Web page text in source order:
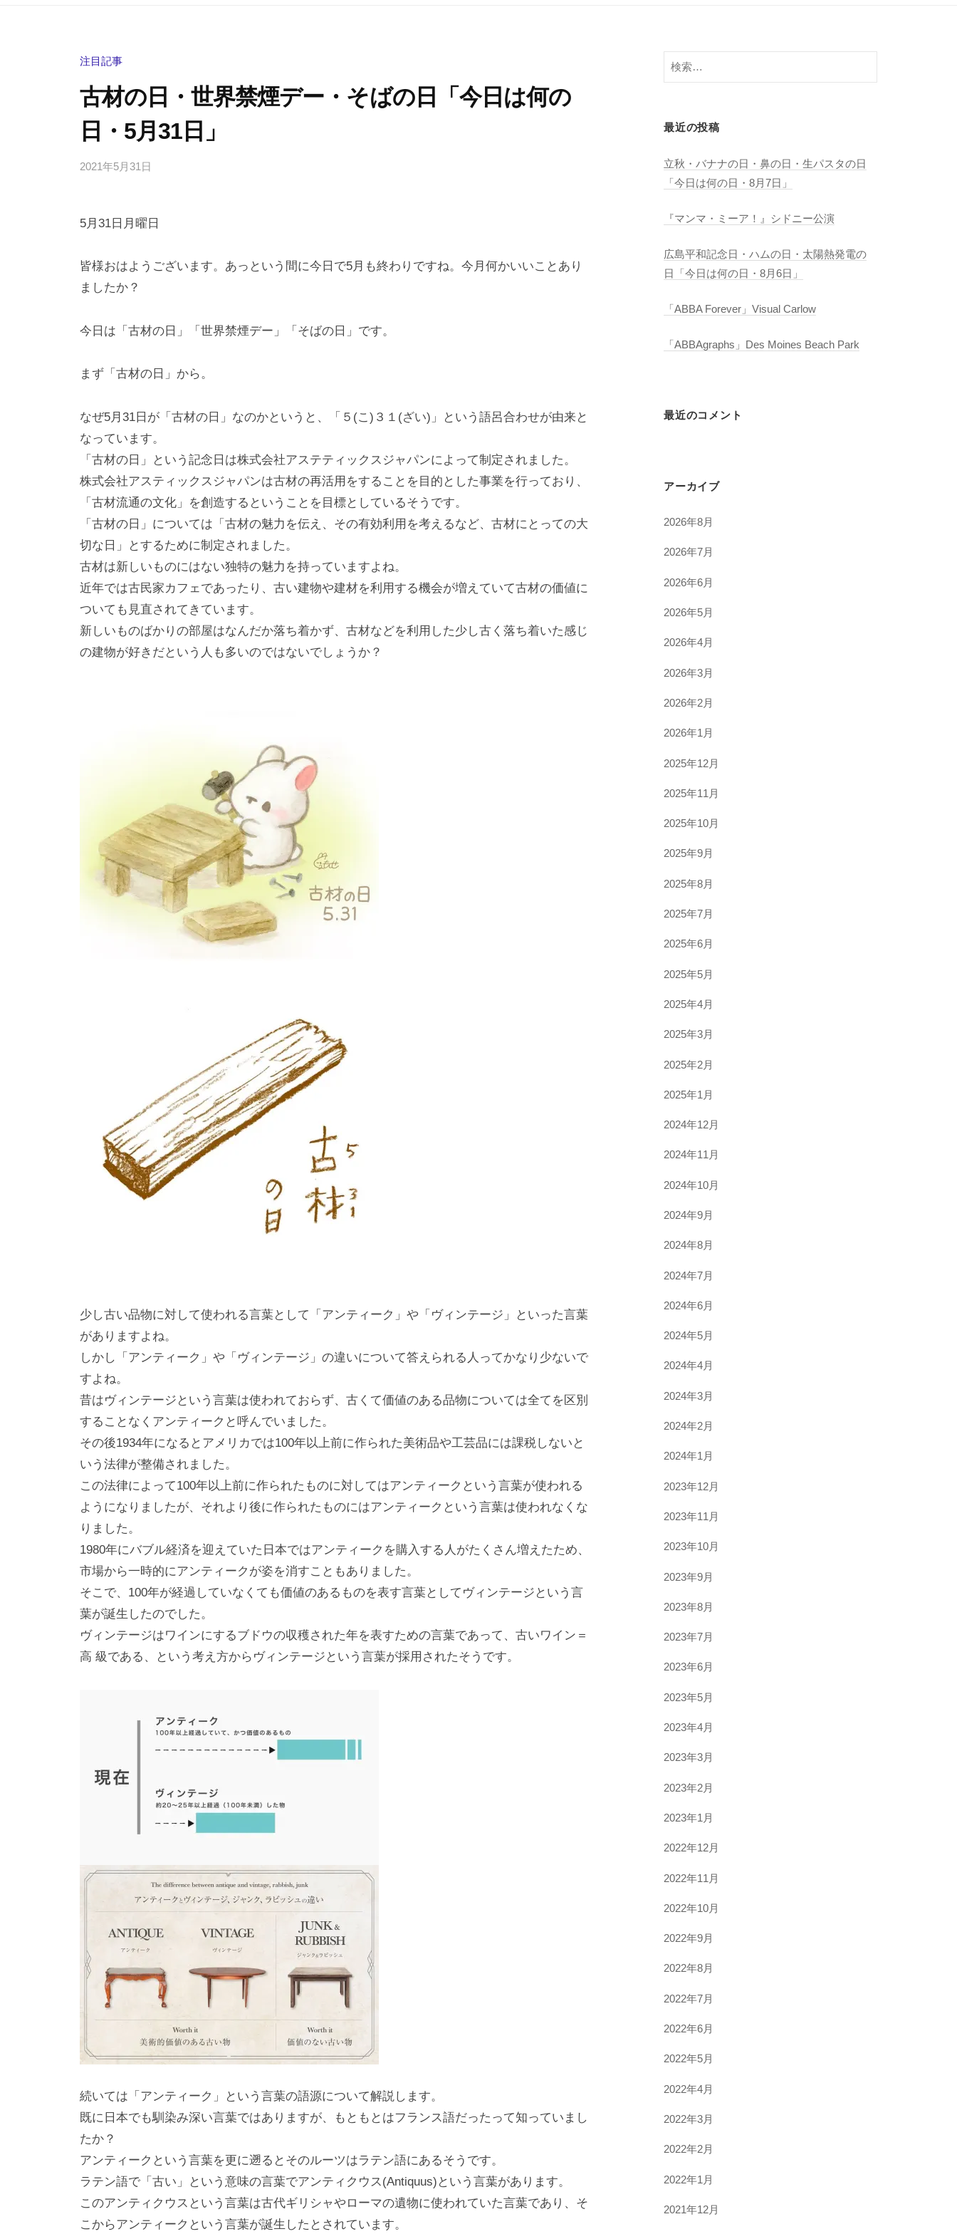
注目記事
古材の日・世界禁煙デー・そばの日「今日は何の
日・5月31日」
2021年5月31日
i
a
y
m
の
メ
5月31日月曜日
皆様おはようございます。あっという間に今日で5月も終わりですね。今月何かいいことあり
ましたか？
今日は「古材の日」「世界禁煙デー」「そばの日」です。
まず「古材の日」から。
なぜ5月31日が「古材の日」なのかというと、「５(こ)３１(ざい)」という語呂合わせが由来と
なっています。
「古材の日」という記念日は株式会社アステティックスジャパンによって制定されました。
株式会社アスティックスジャパンは古材の再活用をすることを目的とした事業を行っており、
「古材流通の文化」を創造するということを目標としているそうです。
「古材の日」については「古材の魅力を伝え、その有効利用を考えるなど、古材にとっての大
切な日」とするために制定されました。
古材は新しいものにはない独特の魅力を持っていますよね。
近年では古民家カフェであったり、古い建物や建材を利用する機会が増えていて古材の価値に
ついても見直されてきています。
新しいものばかりの部屋はなんだか落ち着かず、古材などを利用した少し古く落ち着いた感じ
の建物が好きだという人も多いのではないでしょうか？
少し古い品物に対して使われる言葉として「アンティーク」や「ヴィンテージ」といった言葉
がありますよね。
しかし「アンティーク」や「ヴィンテージ」の違いについて答えられる人ってかなり少ないで
すよね。
昔はヴィンテージという言葉は使われておらず、古くて価値のある品物については全てを区別
することなくアンティークと呼んでいました。
その後1934年になるとアメリカでは100年以上前に作られた美術品や工芸品には課税しないと
いう法律が整備されました。
この法律によって100年以上前に作られたものに対してはアンティークという言葉が使われる
ようになりましたが、それより後に作られたものにはアンティークという言葉は使われなくな
りました。
1980年にバブル経済を迎えていた日本ではアンティークを購入する人がたくさん増えたため、
市場から一時的にアンティークが姿を消すこともありました。
そこで、100年が経過していなくても価値のあるものを表す言葉としてヴィンテージという言
葉が誕生したのでした。
ヴィンテージはワインにするブドウの収穫された年を表すための言葉であって、古いワイン＝
高 級である、という考え方からヴィンテージという言葉が採用されたそうです。
続いては「アンティーク」という言葉の語源について解説します。
既に日本でも馴染み深い言葉ではありますが、もともとはフランス語だったって知っていまし
たか？
アンティークという言葉を更に遡るとそのルーツはラテン語にあるそうです。
ラテン語で「古い」という意味の言葉でアンティクウス(Antiquus)という言葉があります。
このアンティクウスという言葉は古代ギリシャやローマの遺物に使われていた言葉であり、そ
こからアンティークという言葉が誕生したとされています。
検
索:
最近の投稿
立秋・バナナの日・鼻の日・生パスタの日
「今日は何の日・8月7日」
『マンマ・ミーア！』シドニー公演
広島平和記念日・ハムの日・太陽熱発電の
日「今日は何の日・8月6日」
「ABBA Forever」Visual Carlow
「ABBAgraphs」Des Moines Beach Park
最近のコメント
アーカイブ
2026年8月
2026年7月
2026年6月
2026年5月
2026年4月
2026年3月
2026年2月
2026年1月
2025年12月
2025年11月
2025年10月
2025年9月
2025年8月
2025年7月
2025年6月
2025年5月
2025年4月
2025年3月
2025年2月
2025年1月
2024年12月
2024年11月
2024年10月
2024年9月
2024年8月
2024年7月
2024年6月
2024年5月
2024年4月
2024年3月
2024年2月
2024年1月
2023年12月
2023年11月
2023年10月
2023年9月
2023年8月
2023年7月
2023年6月
2023年5月
2023年4月
2023年3月
2023年2月
2023年1月
2022年12月
2022年11月
2022年10月
2022年9月
2022年8月
2022年7月
2022年6月
2022年5月
2022年4月
2022年3月
2022年2月
2022年1月
2021年12月